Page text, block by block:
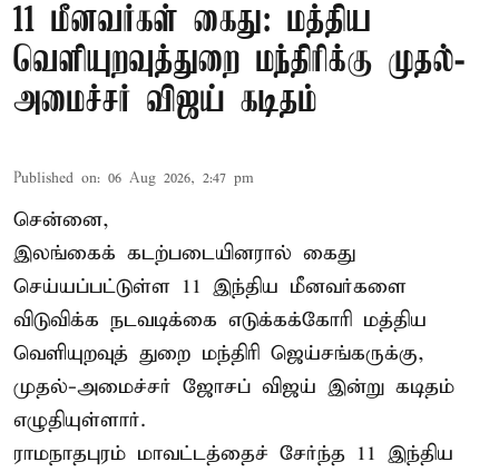
11 மீனவர்கள் கைது: மத்திய
வெளியுறவுத்துறை மந்திரிக்கு முதல்-
அமைச்சர் விஜய் கடிதம்
Published on: 06 Aug 2026, 2:47 pm
சென்னை,
இலங்கைக் கடற்படையினரால் கைது
செய்யப்பட்டுள்ள 11 இந்திய மீனவர்களை
விடுவிக்க நடவடிக்கை எடுக்கக்கோரி மத்திய
வெளியுறவுத் துறை மந்திரி ஜெய்சங்கருக்கு,
முதல்-அமைச்சர் ஜோசப் விஜய் இன்று கடிதம்
எழுதியுள்ளார்.
ராமநாதபுரம் மாவட்டத்தைச் சேர்ந்த 11 இந்திய